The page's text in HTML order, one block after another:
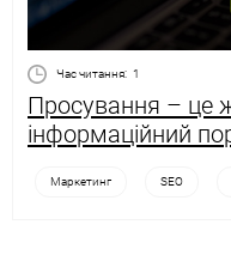
Час читання: 1
Просування – це
інформаційний
Маркетинг SEO